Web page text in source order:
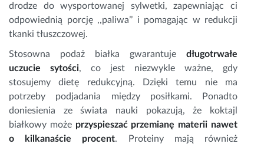
drodze do wysportowanej sylwetki, zapewniając ci
odpowiednią porcję ,,paliwa’’ i pomagając w redukcji
tkanki tłuszczowej.
Stosowna podaż białka gwarantuje długotrwałe
uczucie sytości, co jest niezwykle ważne, gdy
stosujemy dietę redukcyjną. Dzięki temu nie ma
potrzeby podjadania między posiłkami. Ponadto
doniesienia ze świata nauki pokazują, że koktajl
białkowy może przyspieszać przemianę materii nawet
o kilkanaście procent. Proteiny mają również